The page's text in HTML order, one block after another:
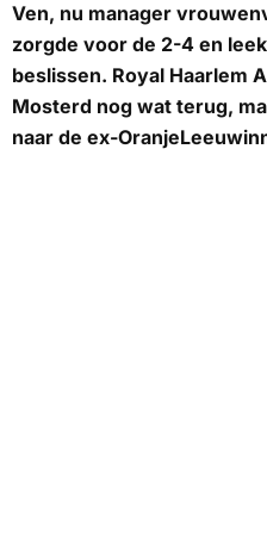
Ven, nu manager
zorgde voor de 2-4 en
beslissen. Royal Haarlem
Mosterd nog wat terug,
naar de ex-